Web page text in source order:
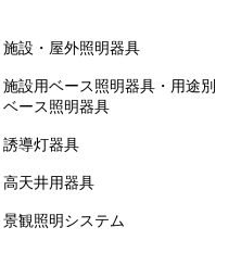
施設・屋外照明器具
施設用ベース照明器具・用途別
ベース照明器具
誘導灯器具
高天井用器具
景観照明システム